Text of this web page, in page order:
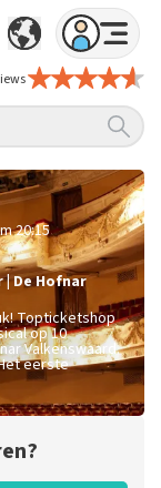
20:15
|De Hofnar
Topticketshop
op 10
Valkenswaard.
eerste